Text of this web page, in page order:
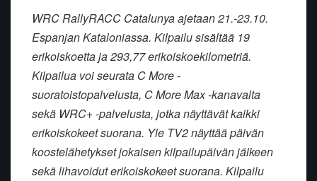
WRC RallyRACC Catalunya ajetaan 21.-23.10.
Espanjan Kataloniassa. Kilpailu sisältää 19
erikoiskoetta ja 293,77 erikoiskoekilometriä.
Kilpailua voi seurata C More -
suoratoistopalvelusta, C More Max -kanavalta
sekä WRC+ -palvelusta, jotka näyttävät kaikki
erikoiskokeet suorana. Yle TV2 näyttää päivän
koostelähetykset jokaisen kilpailupäivän jälkeen
sekä lihavoidut erikoiskokeet suorana. Kilpailu